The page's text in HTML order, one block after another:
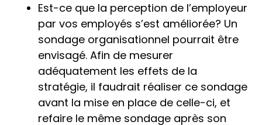
Est-ce que la perception de l’employeur
par vos employés s’est améliorée? Un
sondage organisationnel pourrait être
envisagé. Afin de mesurer
adéquatement les effets de la
stratégie, il faudrait réaliser ce sondage
avant la mise en place de celle-ci, et
refaire le même sondage après son